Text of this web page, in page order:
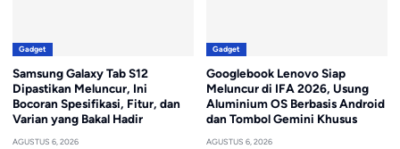
Gadget
Samsung Galaxy Tab S12
Dipastikan Meluncur, Ini
Bocoran Spesifikasi, Fitur, dan
Varian yang Bakal Hadir
AGUSTUS 6, 2026
Gadget
Googlebook Lenovo Siap
Meluncur di IFA 2026, Usung
Aluminium OS Berbasis Android
dan Tombol Gemini Khusus
AGUSTUS 6, 2026